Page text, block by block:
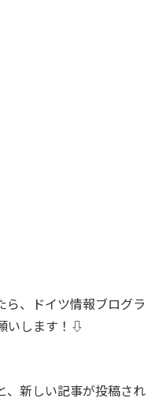
ら、ドイツ情報ブログラ
いします！⇩
、新しい記事が投稿され